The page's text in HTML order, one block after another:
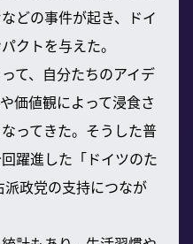
どの事件が起き、ドイ
クトを与えた。
て、自分たちのアイデ
価値観によって浸食さ
ってきた。そうした普
躍進した「ドイツのた
政党の支持につなが